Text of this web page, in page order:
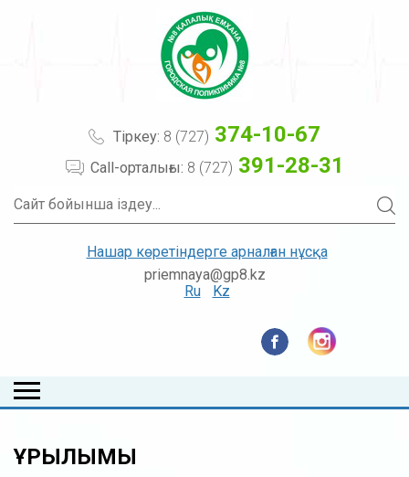
Тіркеу: 8 (727) 374-10-67
Call-орталығы: 8 (727) 391-28-31
Нашар көретіндерге арналған нұсқа
priemnaya@gp8.kz
Ru
Kz
ҚҰРЫЛЫМЫ